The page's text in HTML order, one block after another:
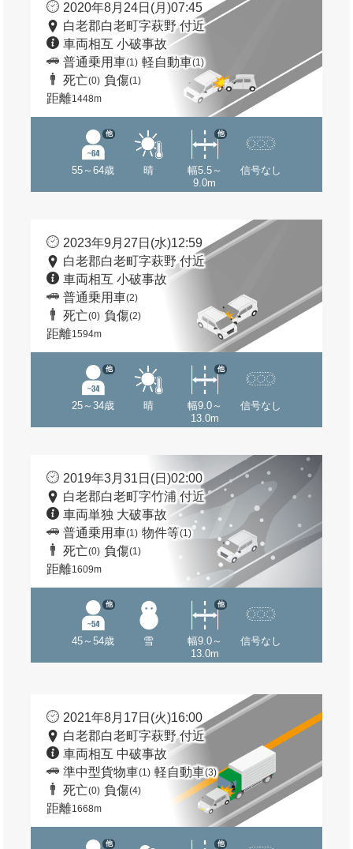
2020年8月24日(月)07:45
白老郡白老町字萩野 付近
車両相互 小破事故
普通乗用車(1) 軽自動車(1)
死亡(0) 負傷(1)
距離1448m
55～64歳
他
晴
幅5.5～
9.0m
他
信号なし
2023年9月27日(水)12:59
白老郡白老町字萩野 付近
車両相互 小破事故
普通乗用車(2)
死亡(0) 負傷(2)
距離1594m
25～34歳
他
晴
幅9.0～
13.0m
他
信号なし
2019年3月31日(日)02:00
白老郡白老町字竹浦 付近
車両単独 大破事故
普通乗用車(1) 物件等(1)
死亡(0) 負傷(1)
距離1609m
45～54歳
他
雪
幅9.0～
13.0m
他
信号なし
2021年8月17日(火)16:00
白老郡白老町字萩野 付近
車両相互 中破事故
準中型貨物車(1) 軽自動車(3)
死亡(0) 負傷(4)
距離1668m
他 他